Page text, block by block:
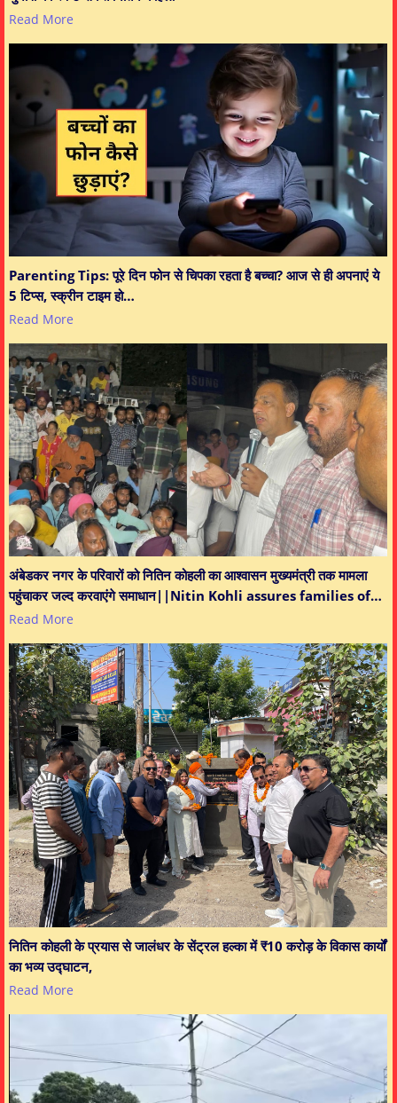
Read More
Parenting Tips: पूरे दिन फोन से चिपका रहता है बच्चा? आज से ही अपनाएं ये
5 टिप्स, स्क्रीन टाइम हो…
Read More
अंबेडकर नगर के परिवारों को नितिन कोहली का आश्वासन मुख्यमंत्री तक मामला
पहुंचाकर जल्द करवाएंगे समाधान||Nitin Kohli assures families of…
Read More
नितिन कोहली के प्रयास से जालंधर के सेंट्रल हल्का में ₹10 करोड़ के विकास कार्यों
का भव्य उद्घाटन,
Read More